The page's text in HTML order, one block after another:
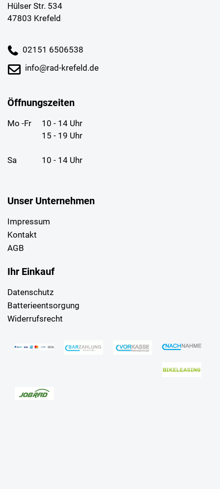
Hülser Str. 534
47803 Krefeld
02151 6506538
info@rad-krefeld.de
Öffnungszeiten
Mo -Fr
10 - 14 Uhr
15 - 19 Uhr
Sa 10 - 14 Uhr
Unser Unternehmen
Impressum
Kontakt
AGB
Ihr Einkauf
Datenschutz
Batterieentsorgung
Widerrufsrecht